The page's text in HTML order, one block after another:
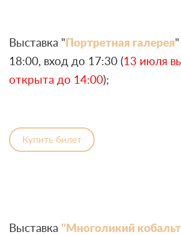
Выставка "Портретная галерея
18:00, вход до 17:30 (13 июля
открыта до 14:00);
Купить билет
Выставка "Многоликий